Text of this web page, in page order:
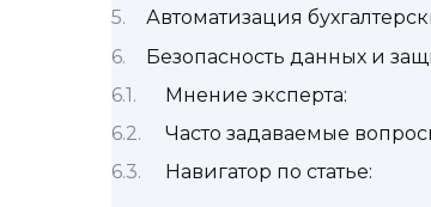
Автоматизация
Безопасность данных и
Мнение эксперта:
Часто задаваемые
Навигатор по статье: